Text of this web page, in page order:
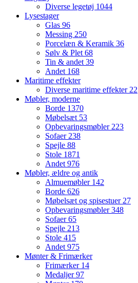
Diverse legetøj 1044
Lysestager
Glas 96
Messing 250
Porcelæn & Keramik 36
Sølv & Plet68
Tin & andet39
Andet 168
Maritime effekter
Diverse maritime effekter22
Møbler, moderne
Borde 1370
Møbelsæt 53
Opbevaringsmøbler223
Sofaer238
Spejle 88
Stole 1871
Andet976
Møbler, ældre og antik
Almuemøbler 142
Borde 626
Møbelsæt og spisestuer27
Opbevaringsmøbler348
Sofaer65
Spejle 213
Stole 415
Andet975
Mønter & Frimærker
Frimærker 14
Medaljer97